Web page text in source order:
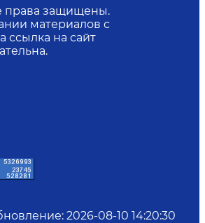
права защищены.
материалов с
ссылка на сайт
: 2026-08-10 14:20:30